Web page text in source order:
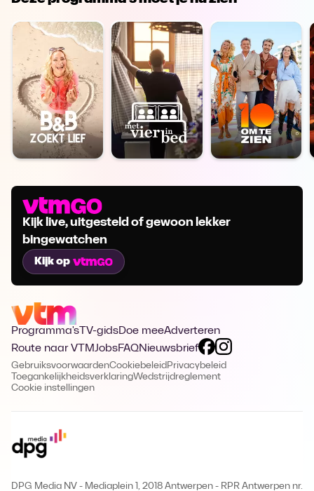
Kijk live, uitgesteld of gewoon lekker
bingewatchen
Kijk op
Programma's TV-gidsDoe meeAdverteren
Route naar VTMJobsFAQNieuwsbrief
GebruiksvoorwaardenCookiebeleid Privacybeleid
ToegankelijkheidsverklaringWedstrijdreglement
Cookie instellingen
DPG Media NV - Mediaplein 1, 2018 Antwerpen - RPR Antwerpen nr.